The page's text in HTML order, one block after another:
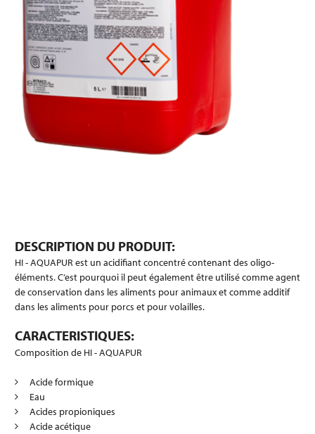
DESCRIPTION DU PRODUIT:
HI - AQUAPUR est un acidifiant concentré contenant des oligo-
éléments. C’est pourquoi il peut également être utilisé comme agent
de conservation dans les aliments pour animaux et comme additif
dans les aliments pour porcs et pour volailles.
CARACTERISTIQUES:
Composition de HI - AQUAPUR
Acide formique
Eau
Acides propioniques
Acide acétique